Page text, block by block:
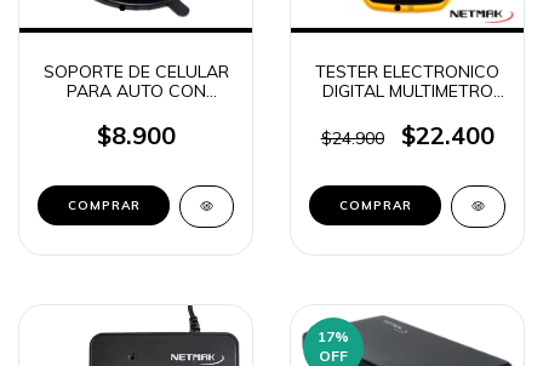
SOPORTE DE CELULAR
PARA AUTO CON
IMAN NETMAK NM-
HC22
$8.900
TESTER ELECTRONICO
DIGITAL MULTIMETRO
PILA NETMAK NM-838
$24.900 $22.400
17%
OFF